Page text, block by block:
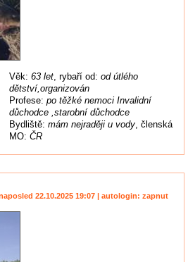
Věk: 63 let, rybaří od: od útlého
dětství,organizován
Profese: po těžké nemoci Invalidní
důchodce ,starobní důchodce
Bydliště: mám nejraději u vody, členská
MO: ČR
22.10.2025 19:07 | autologin: zapnut